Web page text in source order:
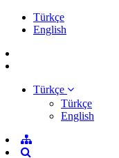
Türkçe
English
Türkçe
Türkçe
English